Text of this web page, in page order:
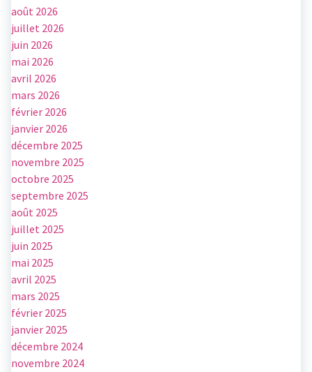
août 2026
juillet 2026
juin 2026
mai 2026
avril 2026
mars 2026
février 2026
janvier 2026
décembre 2025
novembre 2025
octobre 2025
septembre 2025
août 2025
juillet 2025
juin 2025
mai 2025
avril 2025
mars 2025
février 2025
janvier 2025
décembre 2024
novembre 2024